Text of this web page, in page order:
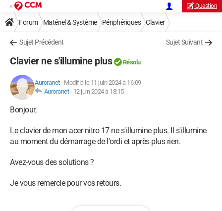
Question
Forum Matériel & Système Périphériques Clavier
Sujet Précédent Sujet Suivant
Clavier ne s'illumine plus Résolu
Auroranet- Modifié le 11 juin 2024 à 16:09
Auroranet- 12 juin 2024 à 18:15
Bonjour,
Le clavier de mon acer nitro 17 ne s'illumine plus. Il s'illumine
au moment du démarrage de l'ordi et après plus rien.
Avez-vous des solutions ?
Je vous remercie pour vos retours.